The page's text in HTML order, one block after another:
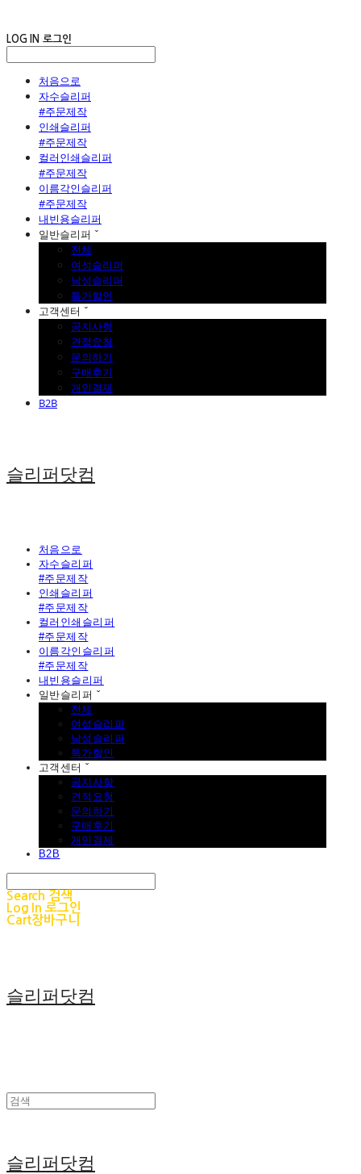
LOG IN 로그인
처음으로
자수슬리퍼
#주문제작
인쇄슬리퍼
#주문제작
컬러인쇄슬리퍼
#주문제작
이름각인슬리퍼
#주문제작
내빈용슬리퍼
일반슬리퍼 ˇ
전체
여성슬리퍼
남성슬리퍼
특가할인
고객센터 ˇ
공지사항
견적요청
문의하기
구매후기
개인결제
B2B
슬리퍼닷컴
처음으로
자수슬리퍼
#주문제작
인쇄슬리퍼
#주문제작
컬러인쇄슬리퍼
#주문제작
이름각인슬리퍼
#주문제작
내빈용슬리퍼
일반슬리퍼 ˇ
전체
여성슬리퍼
남성슬리퍼
특가할인
고객센터 ˇ
공지사항
견적요청
문의하기
구매후기
개인결제
B2B
Search 검색
Log In 로그인
Cart장바구니
슬리퍼닷컴
슬리퍼닷컴